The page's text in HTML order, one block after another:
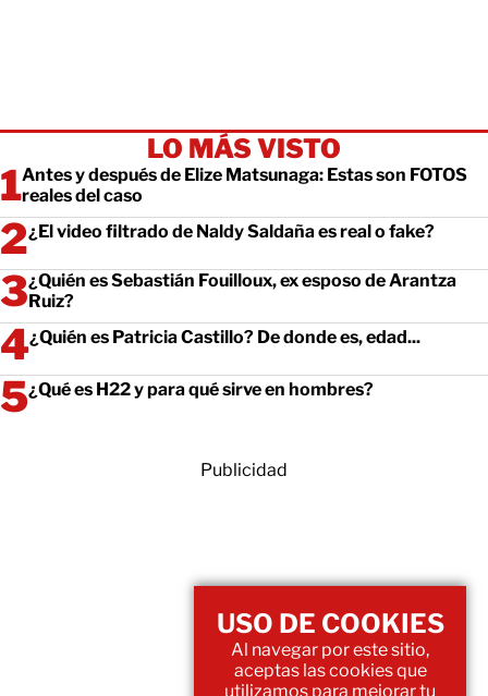
LO MÁS VISTO
Antes y después de Elize Matsunaga: Estas son FOTOS
reales del caso
¿El video filtrado de Naldy Saldaña es real o fake?
¿Quién es Sebastián Fouilloux, ex esposo de Arantza
Ruiz?
¿Quién es Patricia Castillo? De donde es, edad...
¿Qué es H22 y para qué sirve en hombres?
Publicidad
USO DE COOKIES
Al navegar por este sitio,
aceptas las cookies que
utilizamos para mejorar tu